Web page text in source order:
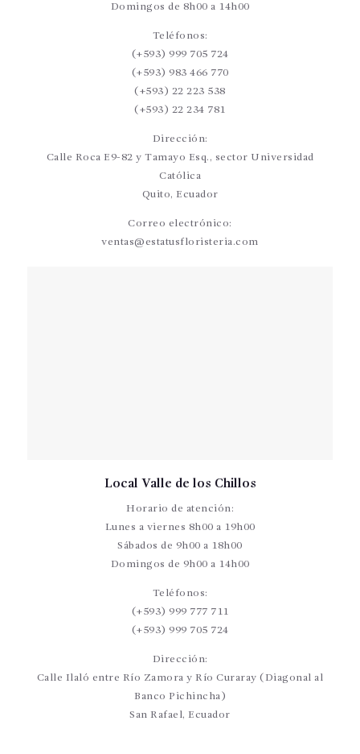
Domingos de 8h00 a 14h00
Teléfonos:
(+593) 999 705 724
(+593) 983 466 770
(+593) 22 223 538
(+593) 22 234 781
Dirección:
Calle Roca E9-82 y Tamayo Esq., sector Universidad
Católica
Quito, Ecuador
Correo electrónico:
ventas@estatusfloristeria.com
Local Valle de los Chillos
Horario de atención:
Lunes a viernes 8h00 a 19h00
Sábados de 9h00 a 18h00
Domingos de 9h00 a 14h00
Teléfonos:
(+593) 999 777 711
(+593) 999 705 724
Dirección:
Calle Ilaló entre Río Zamora y Río Curaray (Diagonal al
Banco Pichincha)
San Rafael, Ecuador